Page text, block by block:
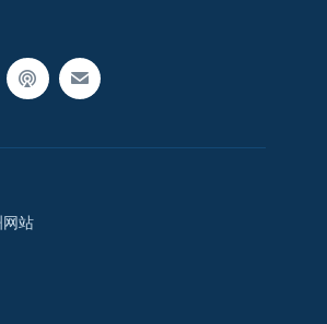
网站